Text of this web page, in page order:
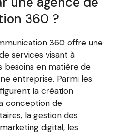
360 ?
360 offre une
services visant à
besoins en matière de
entreprise. Parmi les
la création
conception de
la gestion des
digital, les